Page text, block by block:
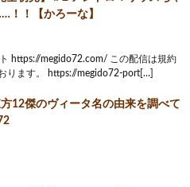
！！【かろーな】
https://megido72.com/ この配信は規約
ります。 https://megido72-port[…]
方12傑のヴィータ名の由来を調べて